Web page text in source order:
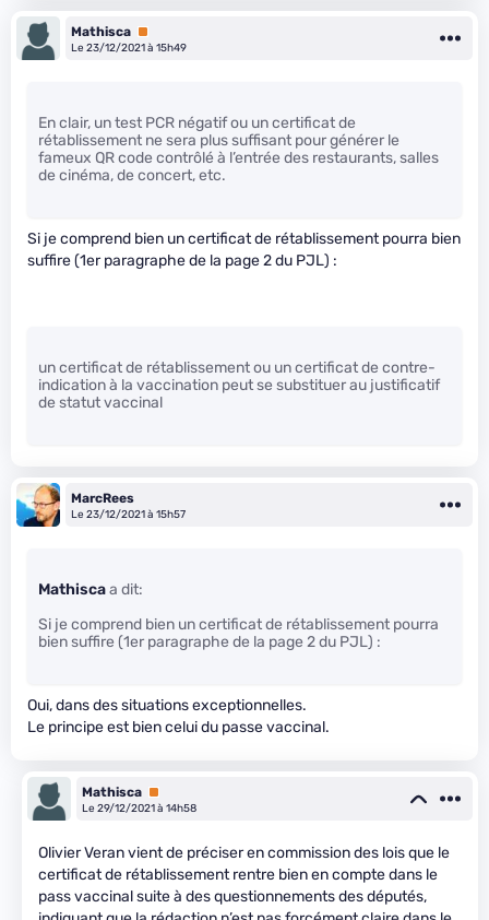
Mathisca Premium
Le 23/12/2021 à 15h49
En clair, un test PCR négatif ou un certificat de
rétablissement ne sera plus suffisant pour générer le
fameux QR code contrôlé à l’entrée des restaurants, salles
de cinéma, de concert, etc.
Si je comprend bien un certificat de rétablissement pourra bien
suffire (1er paragraphe de la page 2 du PJL) :
un certificat de rétablissement ou un certificat de contre-
indication à la vaccination peut se substituer au justificatif
de statut vaccinal
MarcRees
Le 23/12/2021 à 15h57
Mathiscaa dit:
Si je comprend bien un certificat de rétablissement pourra
bien suffire (1er paragraphe de la page 2 du PJL) :
Oui, dans des situations exceptionnelles.
Le principe est bien celui du passe vaccinal.
Mathisca Premium
Le 29/12/2021 à 14h58
Olivier Veran vient de préciser en commission des lois que le
certificat de rétablissement rentre bien en compte dans le
pass vaccinal suite à des questionnements des députés,